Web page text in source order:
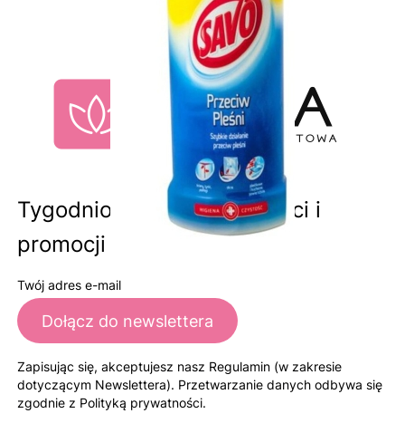
Tygodniowa dawka nowości i
promocji
Twój adres e-mail
Dołącz do newslettera
Zapisując się, akceptujesz nasz Regulamin (w zakresie
dotyczącym Newslettera). Przetwarzanie danych odbywa się
zgodnie z Polityką prywatności.